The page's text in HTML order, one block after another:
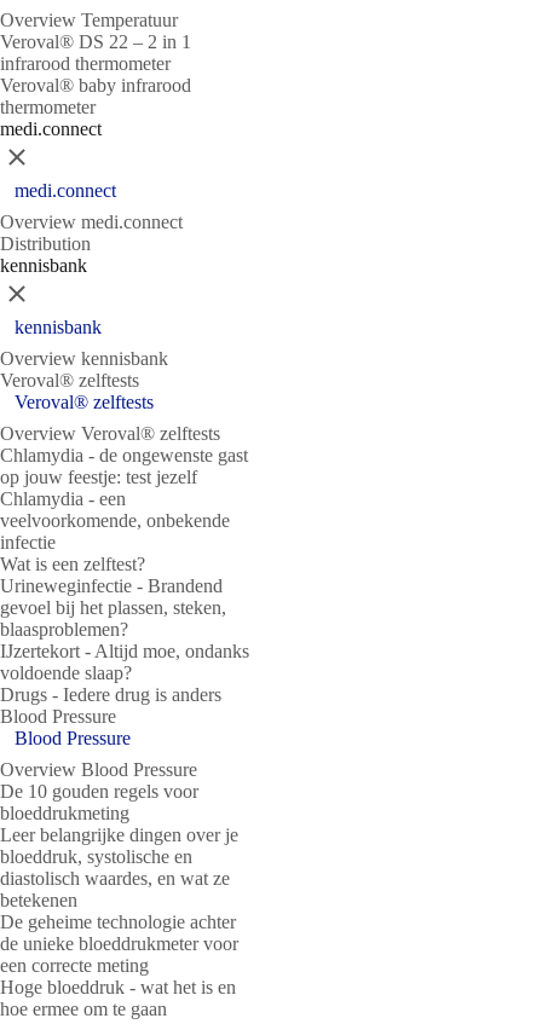
Overview Temperatuur
Veroval® DS 22 – 2 in 1
infrarood thermometer
Veroval® baby infrarood
thermometer
medi.connect
Sluit
medi.connect
Overview medi.connect
Distribution
kennisbank
Sluit
kennisbank
Overview kennisbank
Veroval® zelftests
Veroval® zelftests
Overview Veroval® zelftests
Chlamydia - de ongewenste gast
op jouw feestje: test jezelf
Chlamydia - een
veelvoorkomende, onbekende
infectie
Wat is een zelftest?
Urineweginfectie - Brandend
gevoel bij het plassen, steken,
blaasproblemen?
IJzertekort - Altijd moe, ondanks
voldoende slaap?
Drugs - Iedere drug is anders
Blood Pressure
Blood Pressure
Overview Blood Pressure
De 10 gouden regels voor
bloeddrukmeting
Leer belangrijke dingen over je
bloeddruk, systolische en
diastolisch waardes, en wat ze
betekenen
De geheime technologie achter
de unieke bloeddrukmeter voor
een correcte meting
Hoge bloeddruk - wat het is en
hoe ermee om te gaan